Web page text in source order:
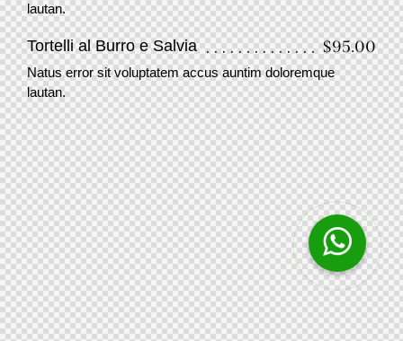
lautan.
Tortelli al Burro e Salvia $95.00
Natus error sit voluptatem accus auntim doloremque
lautan.